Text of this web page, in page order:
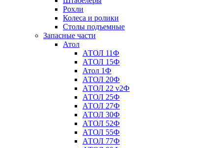
Рохли
Колеса и ролики
Столы подъемные
Запасные части
Атол
АТОЛ 11Ф
АТОЛ 15Ф
Атол 1Ф
АТОЛ 20Ф
АТОЛ 22 v2Ф
АТОЛ 25Ф
АТОЛ 27Ф
АТОЛ 30Ф
АТОЛ 52Ф
АТОЛ 55Ф
АТОЛ 77Ф